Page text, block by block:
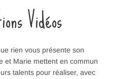
Vidéos
rien vous présente son
et Marie mettent en commun
talents pour réaliser, avec